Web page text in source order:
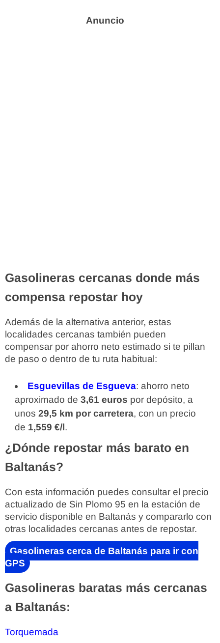
Gasolineras cercanas donde más
compensa repostar hoy
Además de la alternativa anterior, estas
localidades cercanas también pueden
compensar por ahorro neto estimado si te pillan
de paso o dentro de tu ruta habitual:
Esguevillas de Esgueva: ahorro neto
aproximado de 3,61 euros por depósito, a
unos 29,5 km por carretera, con un precio
de 1,559 €/l.
¿Dónde repostar más barato en
Baltanás?
Con esta información puedes consultar el precio
actualizado de Sin Plomo 95 en la estación de
servicio disponible en Baltanás y compararlo con
otras localidades cercanas antes de repostar.
Gasolineras cerca de Baltanás para ir con
GPS
Gasolineras baratas más cercanas
a Baltanás:
Torquemada